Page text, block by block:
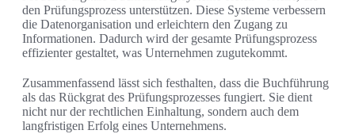
den Prüfungsprozess unterstützen. Diese Systeme verbessern
die Datenorganisation und erleichtern den Zugang zu
Informationen. Dadurch wird der gesamte Prüfungsprozess
effizienter gestaltet, was Unternehmen zugutekommt.
Zusammenfassend lässt sich festhalten, dass die Buchführung
als das Rückgrat des Prüfungsprozesses fungiert. Sie dient
nicht nur der rechtlichen Einhaltung, sondern auch dem
langfristigen Erfolg eines Unternehmens.